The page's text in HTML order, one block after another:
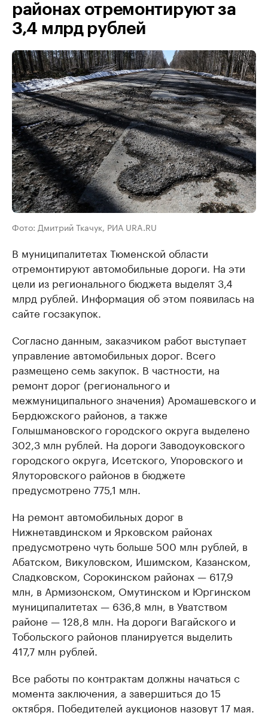
районах отремонтируют за
3,4 млрд рублей
Фото: Дмитрий Ткачук, РИА URA.RU
В муниципалитетах Тюменской области
отремонтируют автомобильные дороги. На эти
цели из регионального бюджета выделят 3,4
млрд рублей. Информация об этом появилась на
сайте госзакупок.
Согласно данным, заказчиком работ выступает
управление автомобильных дорог. Всего
размещено семь закупок. В частности, на
ремонт дорог (регионального и
межмуниципального значения) Аромашевского и
Бердюжского районов, а также
Голышмановского городского округа выделено
302,3 млн рублей. На дороги Заводоуковского
городского округа, Исетского, Упоровского и
Ялуторовского районов в бюджете
предусмотрено 775,1 млн.
На ремонт автомобильных дорог в
Нижнетавдинском и Ярковском районах
предусмотрено чуть больше 500 млн рублей, в
Абатском, Викуловском, Ишимском, Казанском,
Сладковском, Сорокинском районах — 617,9
млн, в Армизонском, Омутинском и Юргинском
муниципалитетах — 636,8 млн, в Уватством
районе — 128,8 млн. На дороги Вагайского и
Тобольского районов планируется выделить
417,7 млн рублей.
Все работы по контрактам должны начаться с
момента заключения, а завершиться до 15
октября. Победителей аукционов назовут 17 мая.